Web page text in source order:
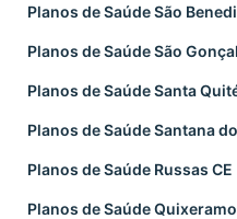
Planos de Saúde São
Planos de Saúde São
Planos de Saúde Santa
Planos de Saúde Santana
Planos de Saúde Russas CE
Planos de Saúde